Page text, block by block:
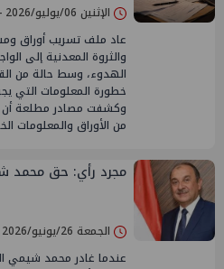
الإثنين 06/يوليو/2026 - 12:18 ص
عاد ملف تسريب أوراق
والثروة المعدنية إلى
الهدوء، وسط حالة من
خطورة المعلومات التي
وكشفت مصادر مطلعة أن
من الأوراق والمعلومات
مجرد رأي: حق محمد
الجمعة 26/يونيو/2026 - 08:25 م
عندما غادر محمد شيمي